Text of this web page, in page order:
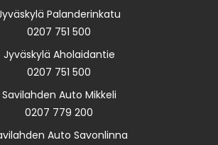
Palanderinkatu
0207 751 500
Jyväskylä Aholaidantie
0207 751 500
Savilahden Auto Mikkeli
0207 779 200
Auto Savonlinna